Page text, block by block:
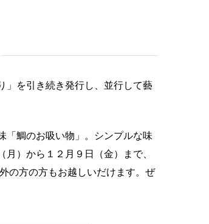
」を引き続き発行し、並行して藝
「鯛のお吸い物」。シンプルな味
）から１２月９日（金）まで、
の方の方もお越しいだけます。ぜ